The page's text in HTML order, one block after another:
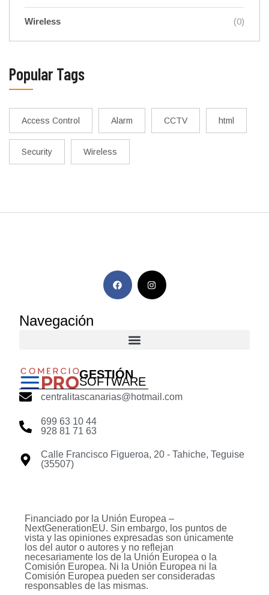
Wireless (0)
Popular Tags
Access Control Alarm CCTV html
Security Wireless
Navegación
GESTIÓN
SOFTWARE
centralitascanarias@hotmail.com
699 63 10 44
928 81 71 63
Calle Francisco Figueroa, 20 - Tahiche, Teguise
(35507)
Financiado por la Unión Europea –
NextGenerationEU. Sin embargo, los puntos de
vista y las opiniones expresadas son únicamente
los del autor o autores y no reflejan
necesariamente los de la Unión Europea o la
Comisión Europea. Ni la Unión Europea ni la
Comisión Europea pueden ser consideradas
responsables de las mismas.